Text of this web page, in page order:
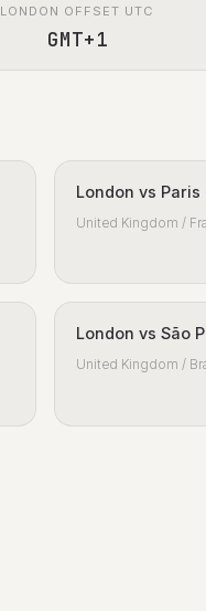
LONDON OFFSET UTC
GMT+1
London vs Paris
United Kingdom /
London vs São
United Kingdom /